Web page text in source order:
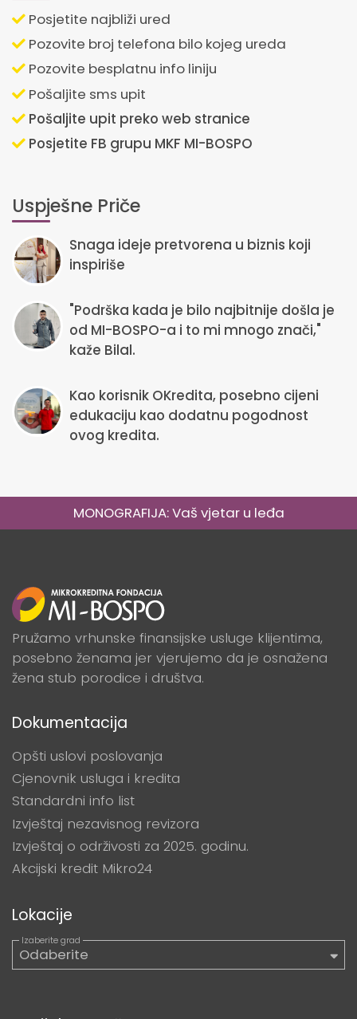
Posjetite najbliži ured
Pozovite broj telefona bilo kojeg ureda
Pozovite besplatnu info liniju
Pošaljite sms upit
Pošaljite upit preko web stranice
Posjetite FB grupu MKF MI-BOSPO
Uspješne Priče
Snaga ideje pretvorena u biznis koji
inspiriše
"Podrška kada je bilo najbitnije došla je
od MI-BOSPO-a i to mi mnogo znači,"
kaže Bilal.
Kao korisnik OKredita, posebno cijeni
edukaciju kao dodatnu pogodnost
ovog kredita.
MONOGRAFIJA: Vaš vjetar u leđa
Pružamo vrhunske finansijske usluge klijentima,
posebno ženama jer vjerujemo da je osnažena
žena stub porodice i društva.
Dokumentacija
Opšti uslovi poslovanja
Cjenovnik usluga i kredita
Standardni info list
Izvještaj nezavisnog revizora
Izvještaj o održivosti za 2025. godinu.
Akcijski kredit Mikro24
Lokacije